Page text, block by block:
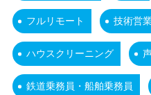
フルリモート 技術営
ハウスクリーニング
鉄道乗務員・船舶乗務員